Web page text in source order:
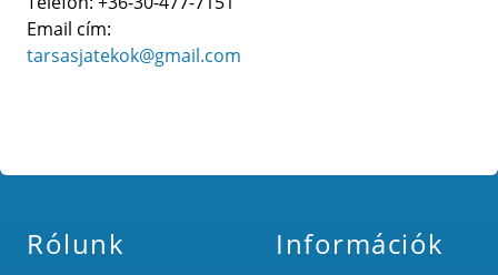
Email cím:
tarsasjatekok@gmail.com
Rólunk Információk